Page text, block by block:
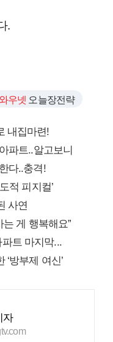
.
와우넷 오늘장전략
내집마련!
파트..알고보니
다..충격!
적 피지컬’
사연
게 행복해요”
트 마지막...
방부제 여신’
자